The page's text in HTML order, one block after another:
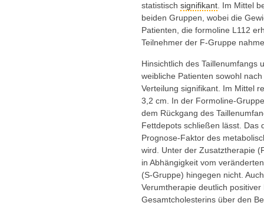
statistisch signifikant . Im Mittel
beiden Gruppen, wobei die
Patienten, die formoline L112
Teilnehmer der F-Gruppe
Hinsichtlich des Taillenumfangs
weibliche Patienten sowohl
Verteilung signifikant. Im Mittel
3,2 cm. In der Formoline-
dem Rückgang des
Fettdepots schließen lässt. Das
Prognose-Faktor des
wird. Unter der Zusatztherapie
in Abhängigkeit vom
(S-Gruppe) hingegen nicht.
Verumtherapie deutlich
Gesamtcholesterins über den